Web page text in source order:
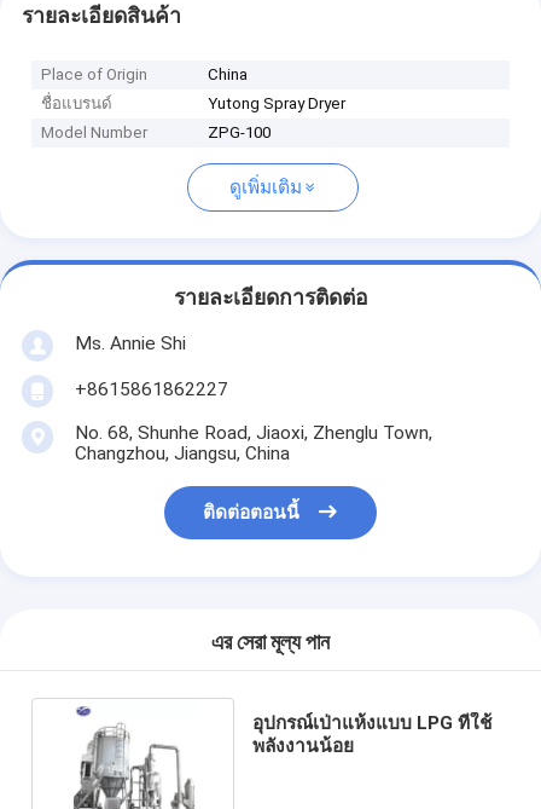
รายละเอียดสินค้า
Place of Origin
China
ชื่อแบรนด์
Yutong Spray Dryer
Model Number
ZPG-100
ดูเพิ่มเติม
รายละเอียดการติดต่อ
Ms. Annie Shi
+8615861862227
No. 68, Shunhe Road, Jiaoxi, Zhenglu Town,
Changzhou, Jiangsu, China
ติดต่อตอนนี้
এর সেরা মূল্য পান
อุปกรณ์เป่าแห้งแบบ LPG ที่ใช้
พลังงานน้อย